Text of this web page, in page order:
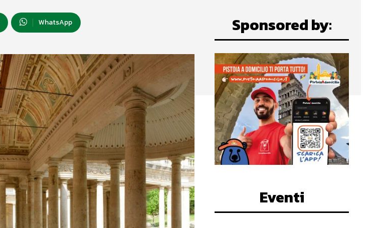
WhatsApp Sponsored by:
Eventi